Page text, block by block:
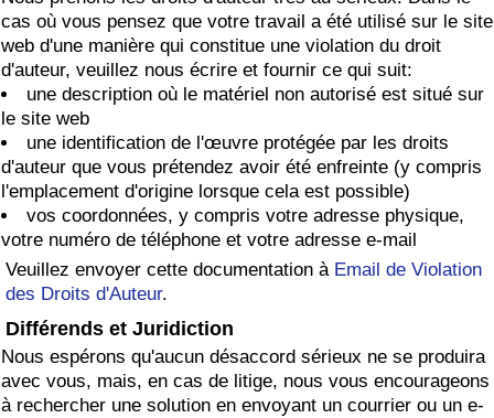
cas où vous pensez que votre travail a été utilisé sur le site
web d'une manière qui constitue une violation du droit
d'auteur, veuillez nous écrire et fournir ce qui suit:
une description où le matériel non autorisé est situé sur
le site web
une identification de l'œuvre protégée par les droits
d'auteur que vous prétendez avoir été enfreinte (y compris
l'emplacement d'origine lorsque cela est possible)
vos coordonnées, y compris votre adresse physique,
votre numéro de téléphone et votre adresse e-mail
Veuillez envoyer cette documentation à Email de Violation
des Droits d'Auteur.
Différends et Juridiction
Nous espérons qu'aucun désaccord sérieux ne se produira
avec vous, mais, en cas de litige, nous vous encourageons
à rechercher une solution en envoyant un courrier ou un e-